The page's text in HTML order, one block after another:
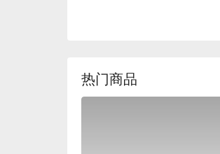
热门商品